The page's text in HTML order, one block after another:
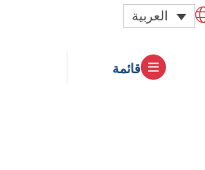
العربية
قائمة